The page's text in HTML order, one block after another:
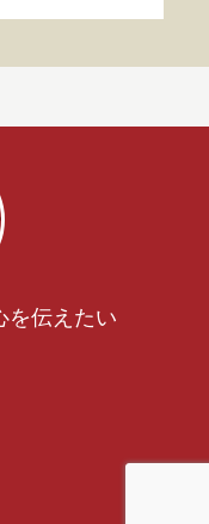
を伝えたい